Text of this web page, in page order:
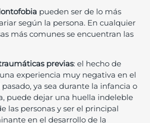
pueden ser de lo más
según la persona. En cualquier
más comunes se encuentran las
previas: el hecho de
experiencia muy negativa en el
ya sea durante la infancia o
puede dejar una huella indeleble
las personas y ser el principal
en el desarrollo de la